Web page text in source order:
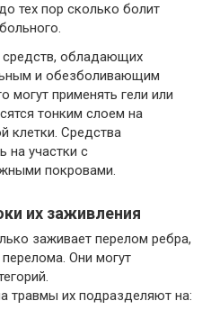
тех пор сколько болит
средств, обладающих
и обезболивающим
могут применять гели или
тонким слоем на
клетки. Средства
на участки с
покровами.
их заживления
заживает перелом ребра,
Они могут
травмы их подразделяют на: